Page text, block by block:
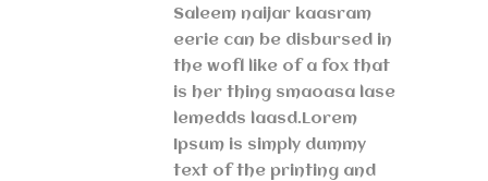
Saleem naijar kaasram
eerie can be disbursed in
the wofl like of a fox that
is her thing smaoasa lase
lemedds laasd.Lorem
Ipsum is simply dummy
text of the printing and